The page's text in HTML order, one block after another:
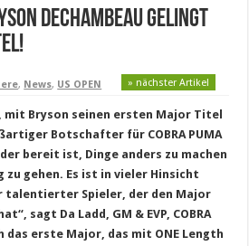
DeChambeau gelingt
, News, US OPEN » nächster Artikel
mit Bryson seinen ersten Major Titel
Botschafter für COBRA PUMA
bereit ist, Dinge anders zu machen
zu gehen. Es ist in vieler Hinsicht
talentierter Spieler, der den Major
sagt Da Ladd, GM & EVP, COBRA
das erste Major, das mit ONE Length